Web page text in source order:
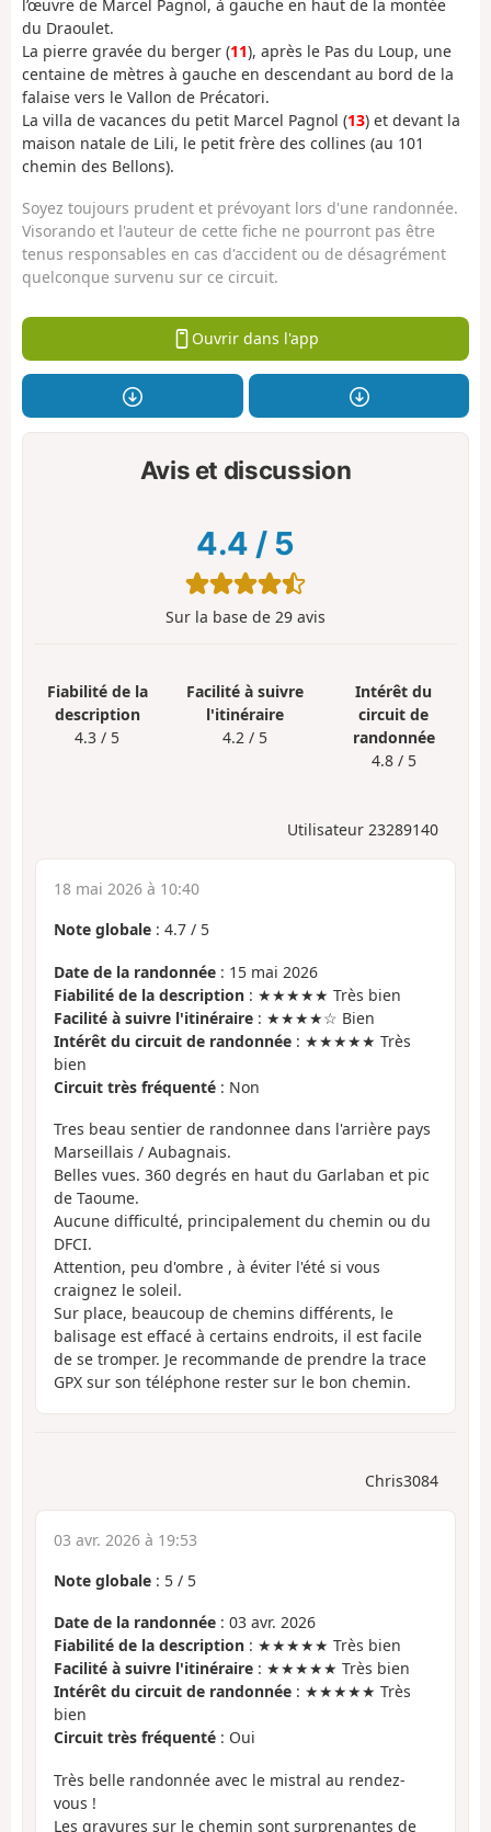
l’œuvre de Marcel Pagnol, à gauche en haut de la montée
du Draoulet.
La pierre gravée du berger (11), après le Pas du Loup, une
centaine de mètres à gauche en descendant au bord de la
falaise vers le Vallon de Précatori.
La villa de vacances du petit Marcel Pagnol (13) et devant la
maison natale de Lili, le petit frère des collines (au 101
chemin des Bellons).
Soyez toujours prudent et prévoyant lors d'une randonnée.
Visorando et l'auteur de cette fiche ne pourront pas être
tenus responsables en cas d'accident ou de désagrément
quelconque survenu sur ce circuit.
Ouvrir dans l'app
Avis et discussion
4.4 / 5
Sur la base de 29 avis
Fiabilité de la
description
4.3 / 5
Facilité à suivre
l'itinéraire
4.2 / 5
Intérêt du
circuit de
randonnée
4.8 / 5
Utilisateur 23289140
18 mai 2026 à 10:40
Note globale : 4.7 / 5
Date de la randonnée : 15 mai 2026
Fiabilité de la description : ★★★★★ Très bien
Facilité à suivre l'itinéraire : ★★★★☆ Bien
Intérêt du circuit de randonnée : ★★★★★ Très
bien
Circuit très fréquenté : Non
Tres beau sentier de randonnee dans l'arrière pays
Marseillais / Aubagnais.
Belles vues. 360 degrés en haut du Garlaban et pic
de Taoume.
Aucune difficulté, principalement du chemin ou du
DFCI.
Attention, peu d'ombre , à éviter l'été si vous
craignez le soleil.
Sur place, beaucoup de chemins différents, le
balisage est effacé à certains endroits, il est facile
de se tromper. Je recommande de prendre la trace
GPX sur son téléphone rester sur le bon chemin.
Chris3084
03 avr. 2026 à 19:53
Note globale : 5 / 5
Date de la randonnée : 03 avr. 2026
Fiabilité de la description : ★★★★★ Très bien
Facilité à suivre l'itinéraire : ★★★★★ Très bien
Intérêt du circuit de randonnée : ★★★★★ Très
bien
Circuit très fréquenté : Oui
Très belle randonnée avec le mistral au rendez-
vous !
Les gravures sur le chemin sont surprenantes de